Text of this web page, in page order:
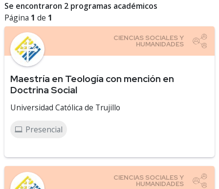
Se encontraron 2 programas académicos
Página 1 de 1
Maestría en Teología con mención en
Doctrina Social
Universidad Católica de Trujillo
Presencial